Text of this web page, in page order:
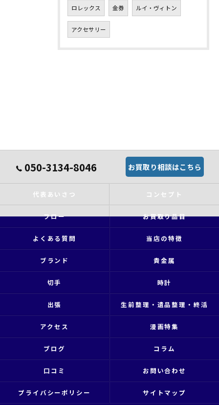
ロレックス 金券 ルイ・ヴィトン
アクセサリー
050-3134-8046 お買取り相談はこちら
代表あいさつ コンセプト
フロー お買取り品目
よくある質問 当店の特徴
ブランド 貴金属
切手 時計
出張 生前整理・遺品整理・終活
アクセス 漫画特集
ブログ コラム
口コミ お問い合わせ
プライバシーポリシー サイトマップ